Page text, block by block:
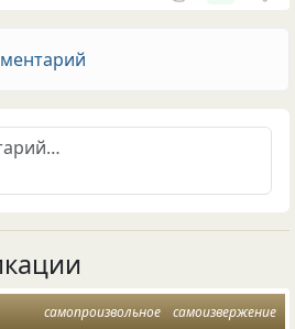
самопроизвольное самоизвержение